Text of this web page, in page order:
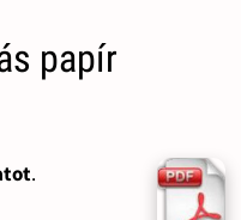
papír
.